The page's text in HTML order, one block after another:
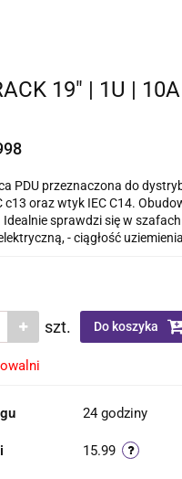
19" | 1U |
PDU przeznaczona do
c13 oraz wtyk IEC C14.
sprawdzi się w
- ciągłość
szt. Do koszyka
24 godziny
15.99